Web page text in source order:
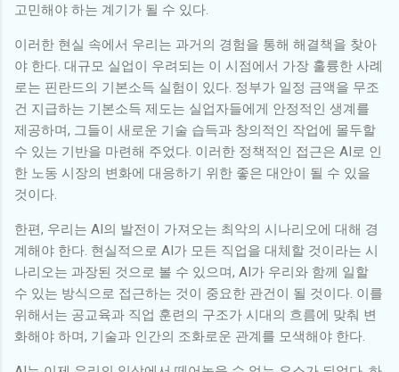
고민해야 하는 계기가 될 수 있다.
이러한 현실 속에서 우리는 과거의 경험을 통해 해결책을 찾아
야 한다. 대규모 실업이 우려되는 이 시점에서 가장 훌륭한 사례
로는 핀란드의 기본소득 실험이 있다. 정부가 일정 금액을 무조
건 지급하는 기본소득 제도는 실업자들에게 안정적인 생계를
제공하며, 그들이 새로운 기술 습득과 창의적인 작업에 몰두할
수 있는 기반을 마련해 주었다. 이러한 정책적인 접근은 AI로 인
한 노동 시장의 변화에 대응하기 위한 좋은 대안이 될 수 있을
것이다.
한편, 우리는 AI의 발전이 가져오는 최악의 시나리오에 대해 경
계해야 한다. 현실적으로 AI가 모든 직업을 대체할 것이라는 시
나리오는 과장된 것으로 볼 수 있으며, AI가 우리와 함께 일할
수 있는 방식으로 접근하는 것이 중요한 관건이 될 것이다. 이를
위해서는 공교육과 직업 훈련의 구조가 시대의 흐름에 맞춰 변
화해야 하며, 기술과 인간의 조화로운 관계를 모색해야 한다.